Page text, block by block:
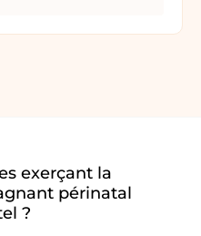
exerçant la
périnatal
?